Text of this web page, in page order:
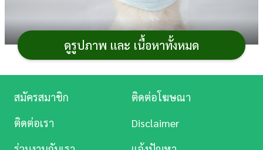
กว่าโคโรนาไวรัสและ
COVID-19เพราะเป็นโรคระบาด
อันตรายที่สร้างความเดือดร้อนไปหลายประเทศ ที่สำคัญ
ดูรูปภาพ และ เนื้อหาทั้งหมด
ดู
หนัง
สมัครสมาชิก
ติดต่อโฆษณา
ติดต่อเรา
Disclaimer